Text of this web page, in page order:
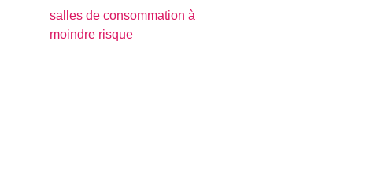
salles de consommation à
moindre risque